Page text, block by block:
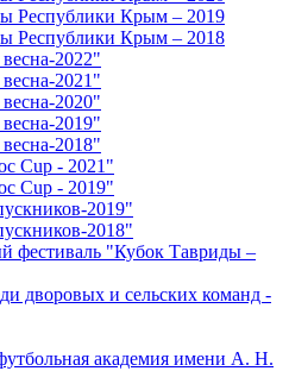
Республики Крым – 2019
Республики Крым – 2018
2022"
2021"
2020"
2019"
2018"
Cup - 2021"
Cup - 2019"
2019"
2018"
фестиваль "Кубок Тавриды –
дворовых и сельских команд -
академия имени А. Н.